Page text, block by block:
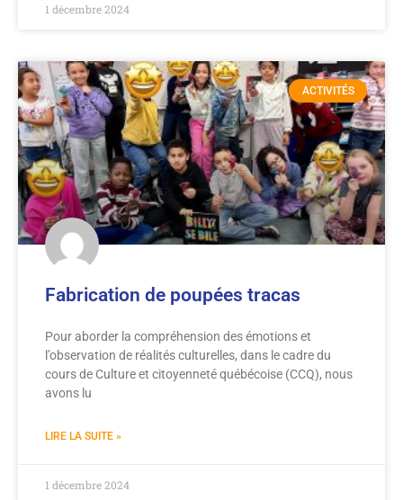
1 décembre 2024
ACTIVITÉS
Fabrication de poupées tracas
Pour aborder la compréhension des émotions et
l’observation de réalités culturelles, dans le cadre du
cours de Culture et citoyenneté québécoise (CCQ), nous
avons lu
LIRE LA SUITE »
1 décembre 2024